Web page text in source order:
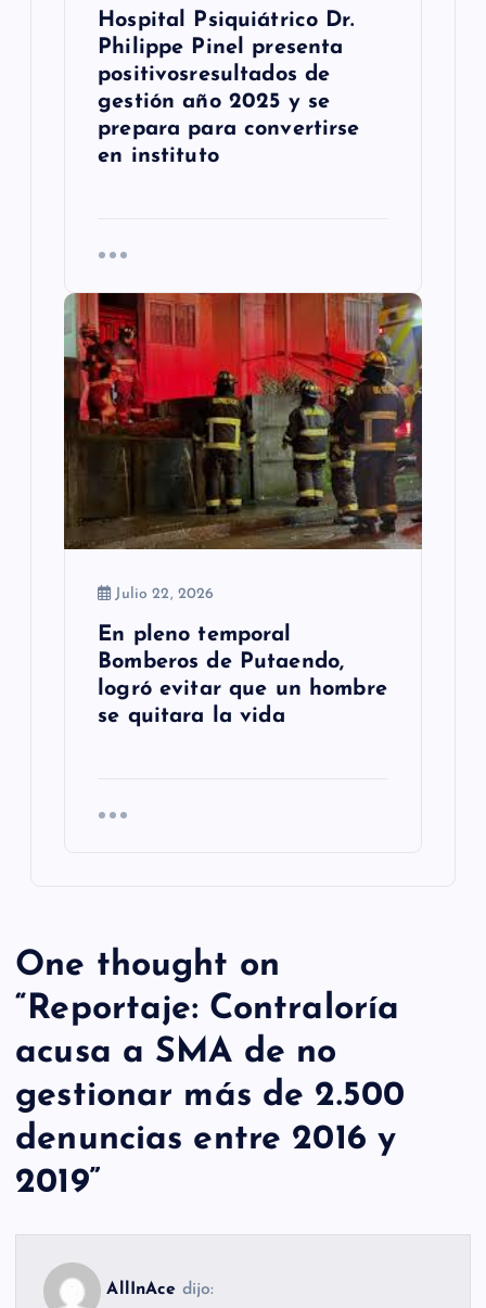
Hospital Psiquiátrico Dr.
Philippe Pinel presenta
positivosresultados de
gestión año 2025 y se
prepara para convertirse
en instituto
Julio 22, 2026
En pleno temporal
Bomberos de Putaendo,
logró evitar que un hombre
se quitara la vida
One thought on
“Reportaje: Contraloría
acusa a SMA de no
gestionar más de 2.500
denuncias entre 2016 y
2019”
AllInAce dijo: